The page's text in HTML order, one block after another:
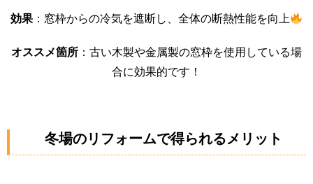
効果：窓枠からの冷気を遮断し、全体の断熱性能を向上
オススメ箇所 ：古い木製や金属製の窓枠を使用している場
合に効果的です！
冬場のリフォームで得られるメリット